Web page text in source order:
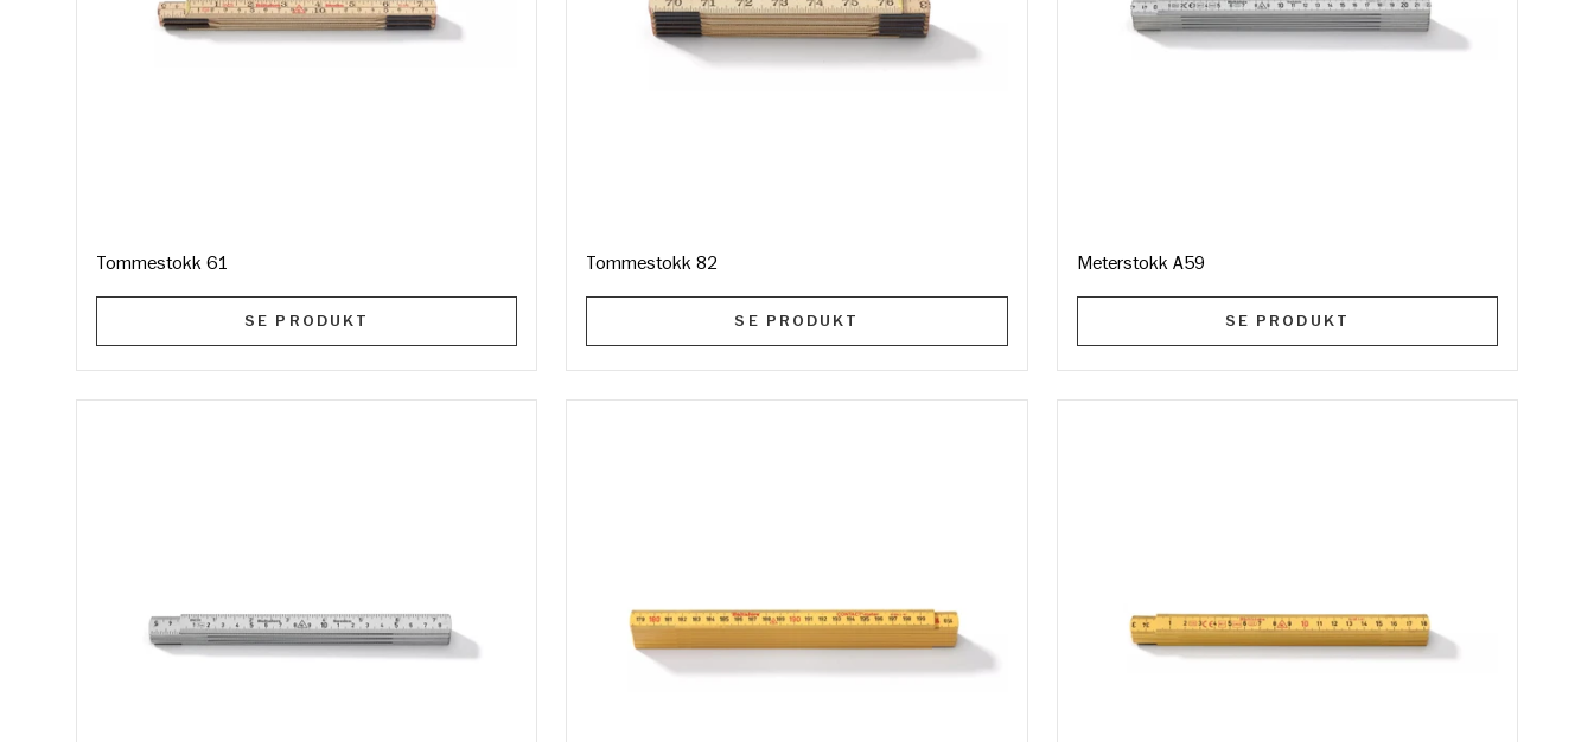
Tommestokk 61
SE PRODUKT
Tommestokk 82
SE PRODUKT
Meterstokk A59
SE PRODUKT